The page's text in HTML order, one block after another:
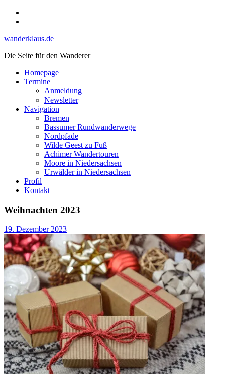
Skip
wanderklaus.de
Die Seite für den Wanderer
Homepage
Termine
Anmeldung
Newsletter
Navigation
Bremen
Bassumer Rundwanderwege
Nordpfade
Wilde Geest zu Fuß
Achimer Wandertouren
Moore in Niedersachsen
Urwälder in Niedersachsen
Profil
Kontakt
Weihnachten 2023
19. Dezember 2023